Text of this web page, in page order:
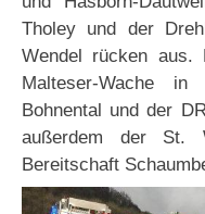
Tholey und der
Wendel rücken aus.
Malteser-Wache
Bohnental und der
außerdem der St.
Bereitschaft